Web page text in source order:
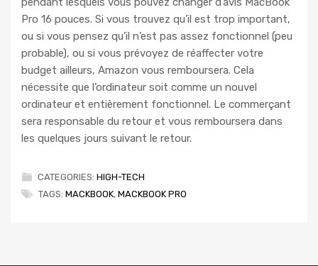
Pro 16 pouces. Si vous trouvez qu’il est trop important,
ou si vous pensez qu’il n’est pas assez fonctionnel (peu
probable), ou si vous prévoyez de réaffecter votre
budget ailleurs, Amazon vous remboursera. Cela
nécessite que l’ordinateur soit comme un nouvel
ordinateur et entièrement fonctionnel. Le commerçant
sera responsable du retour et vous remboursera dans
les quelques jours suivant le retour.
CATEGORIES: HIGH-TECH
TAGS: MACKBOOK, MACKBOOK PRO